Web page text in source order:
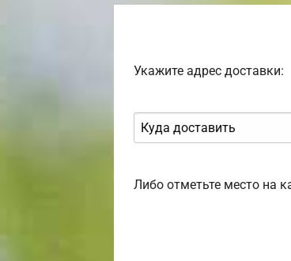
Укажите адрес доставки:
Либо отметьте место на